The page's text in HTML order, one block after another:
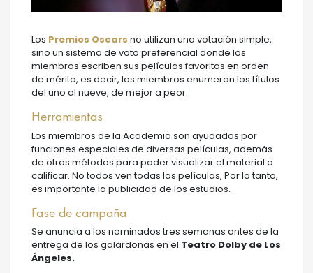
Los Premios Oscars no utilizan una votación simple,
sino un sistema de voto preferencial donde los
miembros escriben sus películas favoritas en orden
de mérito, es decir, los miembros enumeran los títulos
del uno al nueve, de mejor a peor.
Herramientas
Los miembros de la Academia son ayudados por
funciones especiales de diversas películas, además
de otros métodos para poder visualizar el material a
calificar. No todos ven todas las películas, Por lo tanto,
es importante la publicidad de los estudios.
Fase de campaña
Se anuncia a los nominados tres semanas antes de la
entrega de los galardonas en el Teatro Dolby de Los
Ángeles.